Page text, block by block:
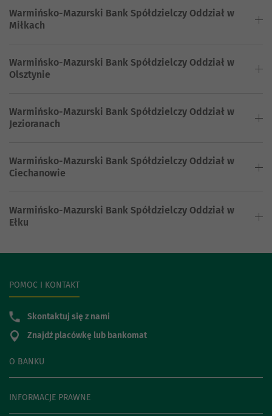
Warmińsko-Mazurski Bank Spółdzielczy Oddział w
Miłkach
Warmińsko-Mazurski Bank Spółdzielczy Oddział w
Olsztynie
Warmińsko-Mazurski Bank Spółdzielczy Oddział w
Jezioranach
Warmińsko-Mazurski Bank Spółdzielczy Oddział w
Ciechanowie
Warmińsko-Mazurski Bank Spółdzielczy Oddział w
Ełku
O BANKU
INFORMACJE PRAWNE
POMOC I KONTAKT
Skontaktuj się z nami
Znajdź placówkę lub bankomat